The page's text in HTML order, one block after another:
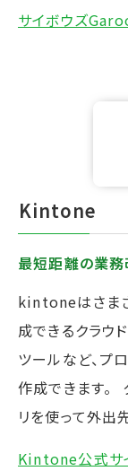
サイボウズ
⁩Kintone
最短距離の業務
kintoneはさま
成できるクラウ
ツールなど、プ
作成できます。
リを使って外出
Kintone公式サ